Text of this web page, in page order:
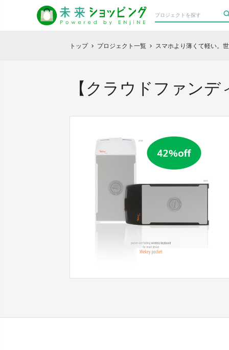
トップ chevron_right プロジェクト一覧 chevron_right スマホより薄くて軽い。
【クラウドファン